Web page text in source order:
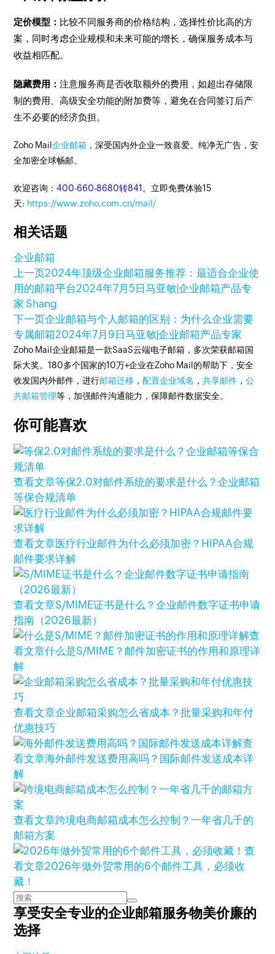
定价模型： 比较不同服务商的价格结构，选择性价比高的方
案，同时考虑企业规模和未来可能的增长，确保服务成本与
收益相匹配。
隐藏费用：注意服务商是否收取额外的费用，如超出存储限
制的费用、高级安全功能的附加费等，避免在合同签订后产
生不必要的经济负担。
Zoho Mail企业邮箱 ，深受国内外企业一致喜爱。纯净无广告，安
全加密全球畅邮。
欢迎咨询：400-660-8680转841 。立即免费体验15
天: https://www.zoho.com.cn/mail/
相关话题
企业邮箱
上一页2024年顶级企业邮箱服务推荐：最适合企业使
用的邮箱平台2024年7月5日马亚敏|企业邮箱产品专
家 Shang
下一页企业邮箱与个人邮箱的区别：为什么企业需要
专属邮箱2024年7月9日马亚敏|企业邮箱产品专家
Zoho Mail企业邮箱是一款SaaS云端电子邮箱，多次荣获邮箱国
际大奖。180多个国家的10万+企业在Zoho Mail的帮助下，安全
收发国内外邮件，进行邮箱迁移 ，配置企业域名 ，共享邮件 ，公
共邮箱管理等，加强邮件沟通能力，保障邮件数据安全。
你可能喜欢
查看文章等保2.0对邮件系统的要求是什么？企业邮箱
等保合规清单
查看文章医疗行业邮件为什么必须加密？HIPAA合规
邮件要求详解
查看文章S/MIME证书是什么？企业邮件数字证书申请
指南（2026最新）
查
看文章什么是S/MIME？邮件加密证书的作用和原理详
解
查看文章企业邮箱采购怎么省成本？批量采购和年付
优惠技巧
查
看文章海外邮件发送费用高吗？国际邮件发送成本详
解
查看文章跨境电商邮箱成本怎么控制？一年省几千的
邮箱方案
查
看文章2026年做外贸常用的6个邮件工具，必须收
藏！
享受安全专业的企业邮箱服务物美价廉的
选择